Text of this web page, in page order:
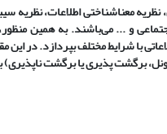
نظریه معناشناختی اطلاعات،
و ... می‌باشند. به همین
با شرایط مختلف بپردازد. در این
برگشت پذیری یا برگشت ناپذیری)